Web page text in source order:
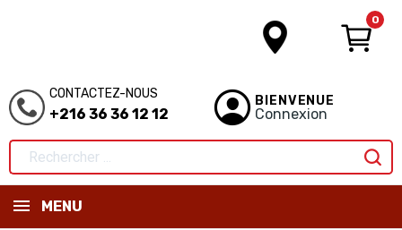
0
CONTACTEZ-NOUS
+216 36 36 12 12
BIENVENUE
Connexion
MENU